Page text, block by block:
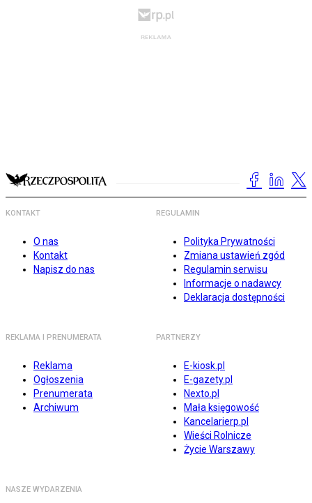
KONTAKT
O nas
Kontakt
Napisz do nas
REGULAMIN
Polityka Prywatności
Zmiana ustawień zgód
Regulamin serwisu
Informacje o nadawcy
Deklaracja dostępności
REKLAMA I PRENUMERATA
Reklama
Ogłoszenia
Prenumerata
Archiwum
PARTNERZY
E-kiosk.pl
E-gazety.pl
Nexto.pl
Mała księgowość
Kancelarierp.pl
Wieści Rolnicze
Życie Warszawy
NASZE WYDARZENIA